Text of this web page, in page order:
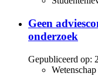
Geen
onderzoek
Gepubliceerd op:
Wetenschap